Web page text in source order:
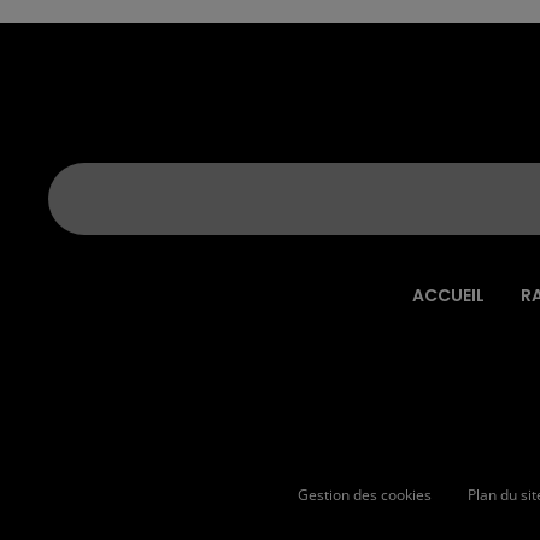
ACCUEIL
Gestion des cookies Plan du